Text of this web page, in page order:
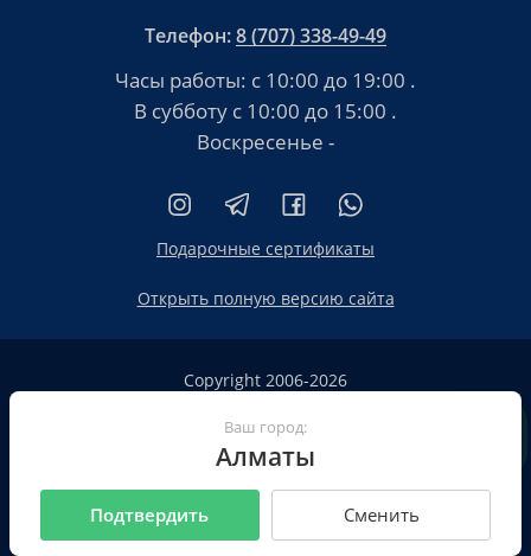
Телефон:8 (707) 338-49-49
Часы работы: с 10:00 до 19:00 .
В субботу с 10:00 до 15:00 .
Воскресенье -
Подарочные сертификаты
Открыть полную версию сайта
Copyright 2006-2026
Сайт не является публичной офертой
Пользовательское соглашение
Политика конфиденциальности
Ваш город:
Алматы
Подтвердить Сменить